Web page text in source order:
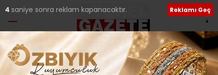
3 saniye sonra reklam kapanacaktır. Reklamı Geç